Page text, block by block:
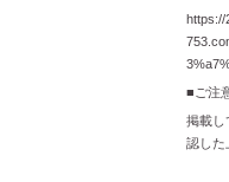
https://
■ご注
掲載し
認した